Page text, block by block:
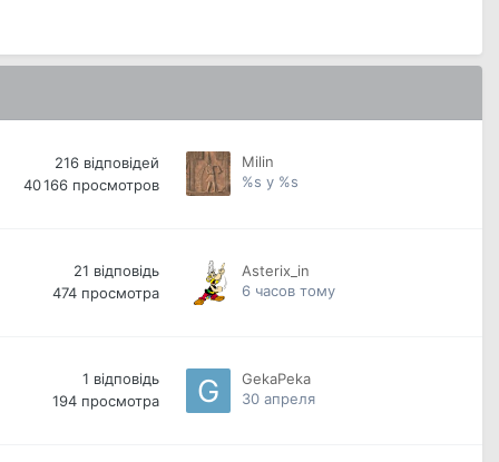
216 відповідей
40 166 просмотров
Milin
%s у %s
21 відповідь
474 просмотра
Asterix_in
6 часов тому
1 відповідь
194 просмотра
GekaPeka
30 апреля